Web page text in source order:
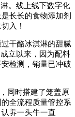
。线上线下数字化
长长的食物添加剂
入！
干酪冰淇淋的甜腻
立以来，因为配料
检测，销量已冲破
同时搭建了笼盖原
全流程质量管控系
养一头牛一直